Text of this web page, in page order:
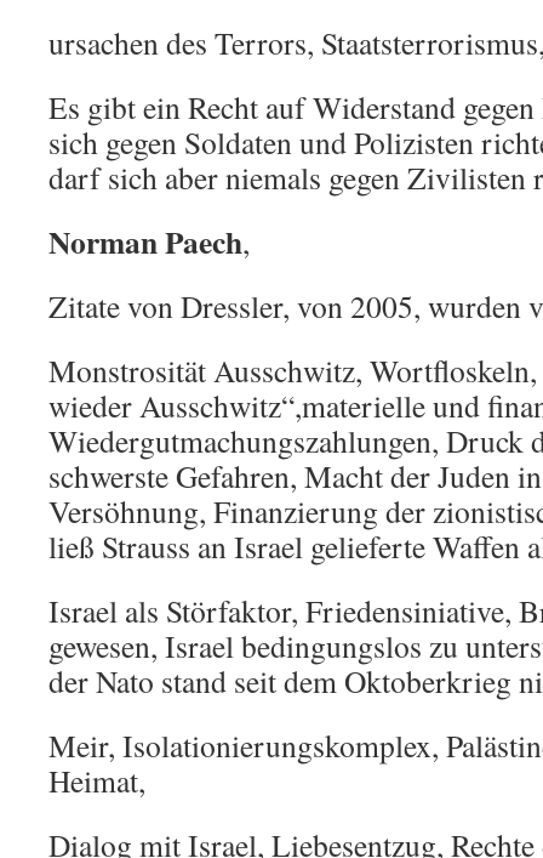
ursachen des Terrors,
Es gibt ein Recht auf Widerstand
sich gegen Soldaten und Polizisten
darf sich aber niemals gegen Zivilisten
Norman Paech,
Zitate von Dressler, von 2005, wurden
Monstrosität Ausschwitz,
wieder Ausschwitz“,materielle und
Wiedergutmachungszahlungen, Druck
schwerste Gefahren, Macht der Juden
Versöhnung, Finanzierung der
ließ Strauss an Israel gelieferte Waffen
Israel als Störfaktor, Friedensiniative,
gewesen, Israel bedingungslos zu
der Nato stand seit dem Oktoberkrieg
Meir, Isolationierungskomplex,
Heimat,
Dialog mit Israel, Liebesentzug, Rechte